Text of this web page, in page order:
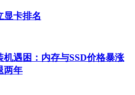
显卡排名
机遇困：内存与SSD价格暴涨
两年